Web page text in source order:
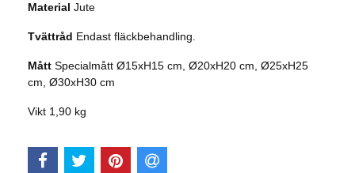
Material Jute
Tvättråd Endast fläckbehandling.
Mått Specialmått Ø15xH15 cm, Ø20xH20 cm, Ø25xH25
cm, Ø30xH30 cm
Vikt 1,90 kg